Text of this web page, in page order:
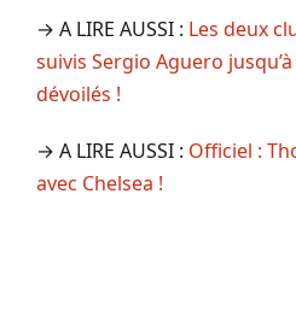
→ A LIRE AUSSI : Les deux
suivis Sergio Aguero
dévoilés !
→ A LIRE AUSSI : Officiel :
avec Chelsea !